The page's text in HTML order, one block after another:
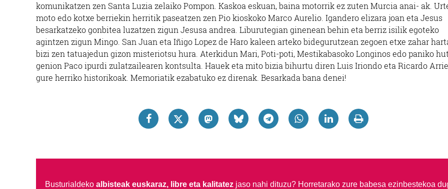
komunikatzen zen Santa Luzia zelaiko Pompon. Kaskoa eskuan, baina motorrik ez zuten Murcia anai- ak.
moto edo kotxe berriekin herritik paseatzen zen Pio kioskoko Marco Aurelio. Igandero elizara joan eta Jesus
besarkatzeko gonbitea luzatzen zigun Jesusa andrea. Liburutegian ginenean behin eta berriz isilik egoteko
agintzen zigun Mingo. San Juan eta Iñigo Lopez de Haro kaleen arteko bidegurutzean zegoen etxe zahar
bizi zen tatuajedun gizon misteriotsu hura. Aterkidun Mari, Poti-poti, Mestikabasoko Longinos edo paniko
genion Paco ipurdi zulatzailearen kontsulta. Hauek eta mito bizia bihurtu diren Luis Iriondo eta Ricardo
gure herriko historikoak. Memoriatik ezabatuko ez direnak. Besarkada bana denei!
Busturialdeko albisteak euskaraz, libre eta kalitatezjaso nahi dituzu? Horretarako zure babesa ezinbestekoa